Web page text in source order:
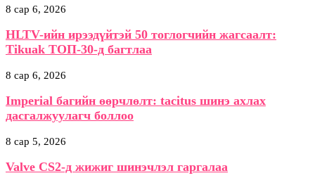
8 сар 6, 2026
HLTV-ийн ирээдүйтэй 50 тоглогчийн жагсаалт:
Tikuak ТОП-30-д багтлаа
8 сар 6, 2026
Imperial багийн өөрчлөлт: tacitus шинэ ахлах
дасгалжуулагч боллоо
8 сар 5, 2026
Valve CS2-д жижиг шинэчлэл гаргалаа